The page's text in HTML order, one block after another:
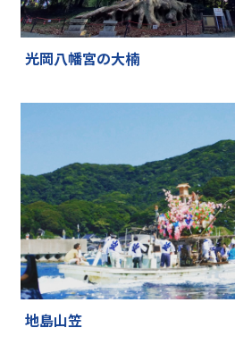
光岡八幡宮の大楠
地島山笠